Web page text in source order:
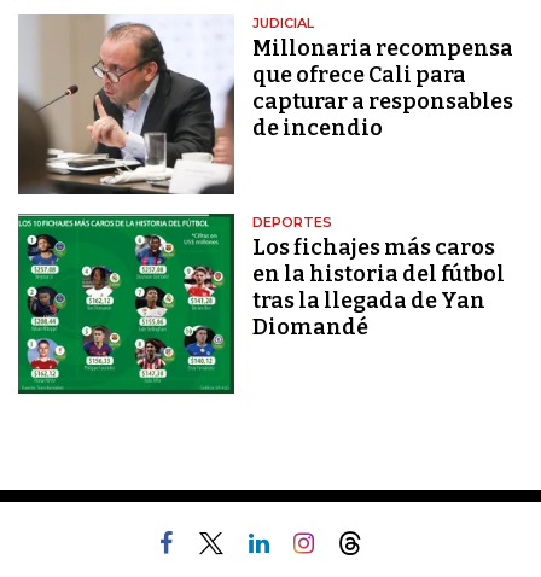
JUDICIAL
Millonaria recompensa
que ofrece Cali para
capturar a responsables
de incendio
DEPORTES
Los fichajes más caros
en la historia del fútbol
tras la llegada de Yan
Diomandé